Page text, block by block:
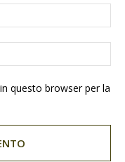
questo browser per la